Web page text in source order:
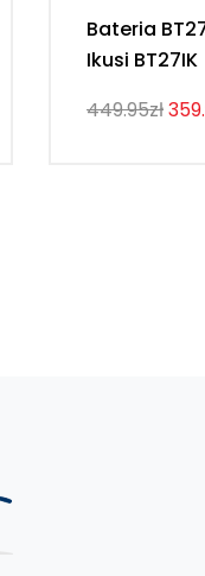
Bateria
Ikusi BT27IK
449.95zł